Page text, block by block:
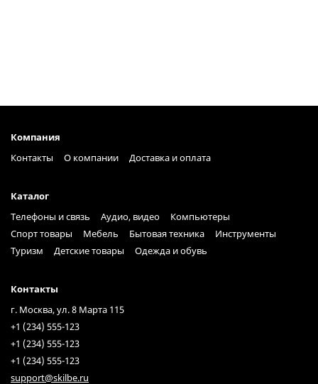
Компания
Контакты
О компании Доставка и оплата
Каталог
Телефоны и связь
Аудио, видео
Компьютеры
Спорт товары
Мебель Бытовая техника
Инструменты
Туризм
Детские товары Одежда и обувь
Контакты
г. Москва, ул. 8 Марта 115
+1 (234) 555-123
+1 (234) 555-123
+1 (234) 555-123
support@skilbe.ru